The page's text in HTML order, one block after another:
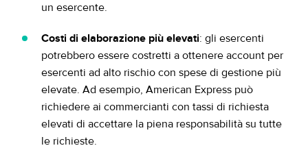
un esercente.
Costi di elaborazione più elevati: gli esercenti
potrebbero essere costretti a ottenere account per
esercenti ad alto rischio con spese di gestione più
elevate. Ad esempio, American Express può
richiedere ai commercianti con tassi di richiesta
elevati di accettare la piena responsabilità su tutte
le richieste.